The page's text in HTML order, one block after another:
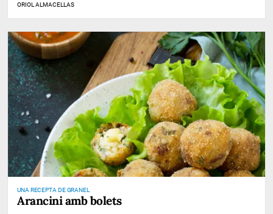
ORIOL ALMACELLAS
UNA RECEPTA DE GRANEL
Arancini amb bolets